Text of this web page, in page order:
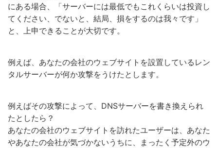
にある場合、「サーバーには最低でもこれくらいは投資し
てください、でないと、結局、損をするのは我々です」
と、上申できることが大切です。
例えば、あなたの会社のウェブサイトを設置しているレン
タルサーバーが何か攻撃をうけたとします。
例えばその攻撃によって、DNSサーバーを書き換えられ
たとしたら？
あなたの会社のウェブサイトを訪れたユーザーは、あなた
やあなたの会社が気づかないうちに、まったく予定外のウ